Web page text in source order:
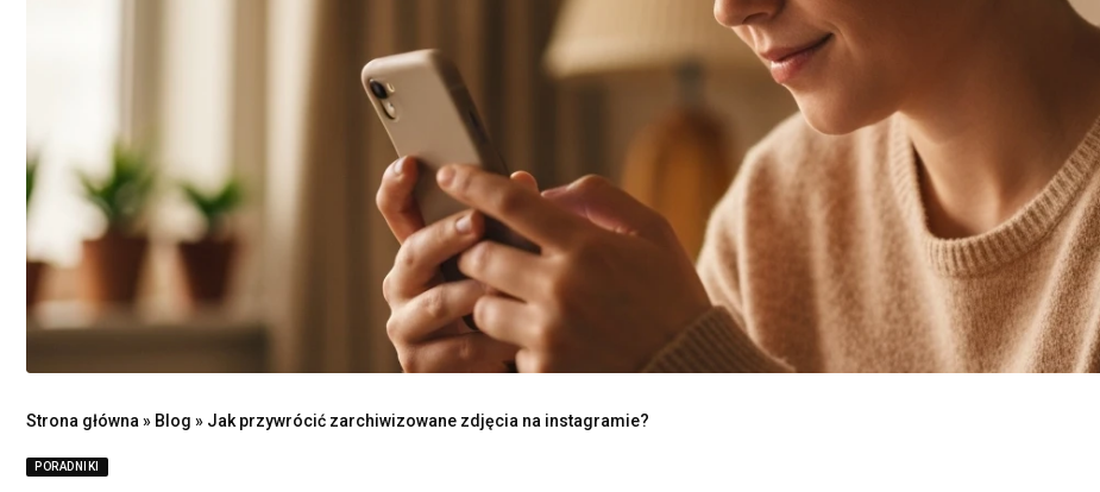
Strona główna » Blog » Jak przywrócić zarchiwizowane zdjęcia na instagramie?
PORADNIKI